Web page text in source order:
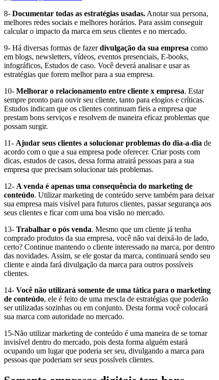
8- Documentar todas as estratégias usadas. Anotar sua persona,
melhores redes sociais e melhores horários. Para assim conseguir
calcular o impacto da marca em seus clientes e no mercado.
9- Há diversas formas de fazerdivulgação da sua empresa como
em blogs, newsletters, vídeos, eventos presenciais, E-books,
infográficos, Estudos de caso. Você deverá analisar e usar as
estratégias que forem melhor para a sua empresa.
10- Melhorar o relacionamento entre cliente x empresa. Estar
sempre pronto para ouvir seu cliente, tanto para elogios e críticas.
Estudos indicam que os clientes continuam fieis a empresa que
prestam bons serviços e resolvem de maneira eficaz problemas que
possam surgir.
11- Ajudar seus clientes a solucionar problemas do dia-a-dia de
acordo com o que a sua empresa pode oferecer. Criar posts com
dicas, estudos de casos, dessa forma atrairá pessoas para a sua
empresa que precisam solucionar tais problemas.
12- A venda é apenas uma consequência do marketing de
conteúdo. Utilizar marketing de conteúdo serve também para deixar
sua empresa mais visível para futuros clientes, passar segurança aos
seus clientes e ficar com uma boa visão no mercado.
13- Trabalhar o pós venda. Mesmo que um cliente já tenha
comprado produtos da sua empresa, você não vai deixá-lo de lado,
certo? Continue mantendo o cliente interessado na marca, por dentro
das novidades. Assim, se ele gostar da marca, continuará sendo seu
cliente e ainda fará divulgação da marca para outros possíveis
clientes.
14- Você não utilizará somente de uma tática para o marketing
de conteúdo, ele é feito de uma mescla de estratégias que poderão
ser utilizadas sozinhas ou em conjunto. Desta forma você colocará
sua marca com autoridade no mercado.
15-Não utilizar marketing de conteúdo é uma maneira de se tornar
invisível dentro do mercado, pois desta forma alguém estará
ocupando um lugar que poderia ser seu, divulgando a marca para
pessoas que poderiam ser seus possíveis clientes.